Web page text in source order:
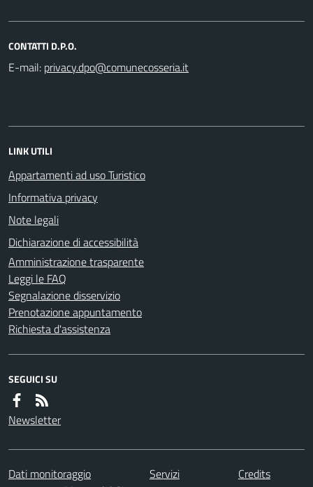
CONTATTI D.P.O.
E-mail:
LINK UTILI
Appartamenti ad uso Turistico
Informativa privacy
Note legali
Dichiarazione di accessibilità
Amministrazione trasparente
Leggi le FAQ
Segnalazione disservizio
Prenotazione appuntamento
Richiesta d'assistenza
SEGUICI SU
Newsletter
Dati monitoraggio Servizi
Credits